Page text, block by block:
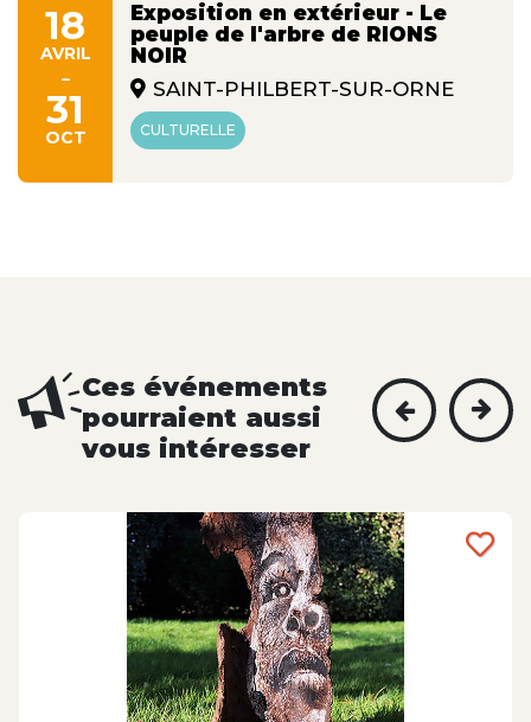
18
AVRIL
-
31
OCT
Exposition en extérieur - Le
peuple de l'arbre de RIONS
NOIR
SAINT-PHILBERT-SUR-ORNE
CULTURELLE
Ces événements
pourraient aussi
vous intéresser